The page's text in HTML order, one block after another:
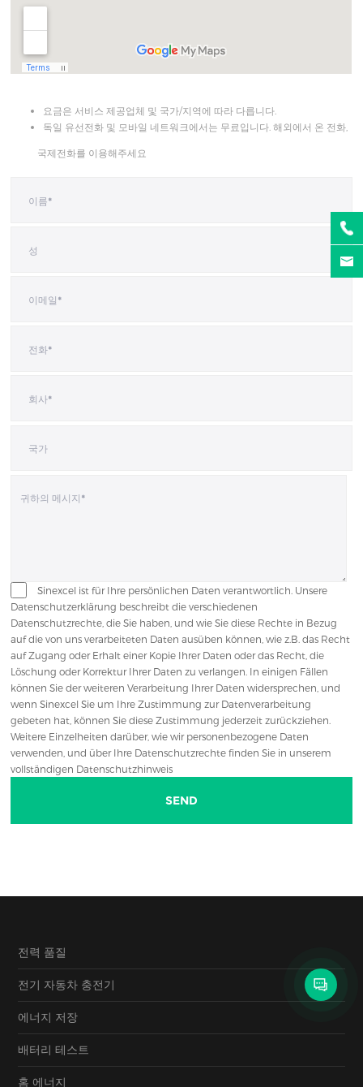
요금은 서비스 제공업체 및 국가/지역에 따라 다릅니다.
독일 유선전화 및 모바일 네트워크에서는 무료입니다. 해외에서 온 전화,
국제전화를 이용해주세요
Sinexcel ist für Ihre persönlichen Daten verantwortlich. Unsere
Datenschutzerklärung beschreibt die verschiedenen
Datenschutzrechte, die Sie haben, und wie Sie diese Rechte in Bezug
auf die von uns verarbeiteten Daten ausüben können, wie z.B. das Recht
auf Zugang oder Erhalt einer Kopie Ihrer Daten oder das Recht, die
Löschung oder Korrektur Ihrer Daten zu verlangen. In einigen Fällen
können Sie der weiteren Verarbeitung Ihrer Daten widersprechen, und
wenn Sinexcel Sie um Ihre Zustimmung zur Datenverarbeitung
gebeten hat, können Sie diese Zustimmung jederzeit zurückziehen.
Weitere Einzelheiten darüber, wie wir personenbezogene Daten
verwenden, und über Ihre Datenschutzrechte finden Sie in unserem
vollständigen Datenschutzhinweis
전력 품질
전기 자동차 충전기
에너지 저장
배터리 테스트
홈 에너지